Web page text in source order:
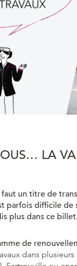
LA
un titre de
parfois difficile
plus dans ce
de
dans